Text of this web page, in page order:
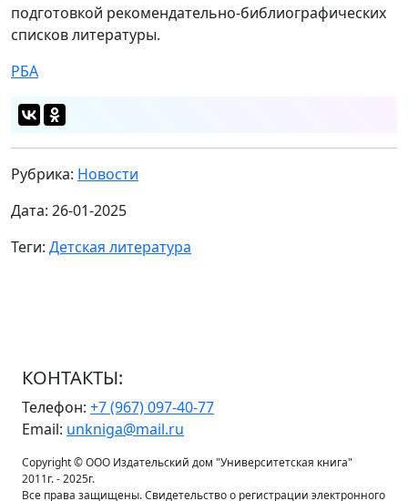
подготовкой рекомендательно-библиографических
списков литературы.
РБА
Рубрика: Новости
Дата: 26-01-2025
Теги: Детская литература
КОНТАКТЫ:
Телефон: +7 (967) 097-40-77
Email: unkniga@mail.ru
Copyright © ООО Издательский дом "Университетская книга"
2011г. - 2025г.
Все права защищены. Свидетельство о регистрации электронного